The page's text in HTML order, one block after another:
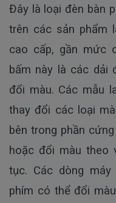
Đây là loại đèn bàn
trên các sản phẩm
cao cấp, gần mức
bấm này là các dải
đổi màu. Các mẫu
thay đổi các loại
bên trong phần
hoặc đổi màu theo
tục. Các dòng
phím có thể đổi